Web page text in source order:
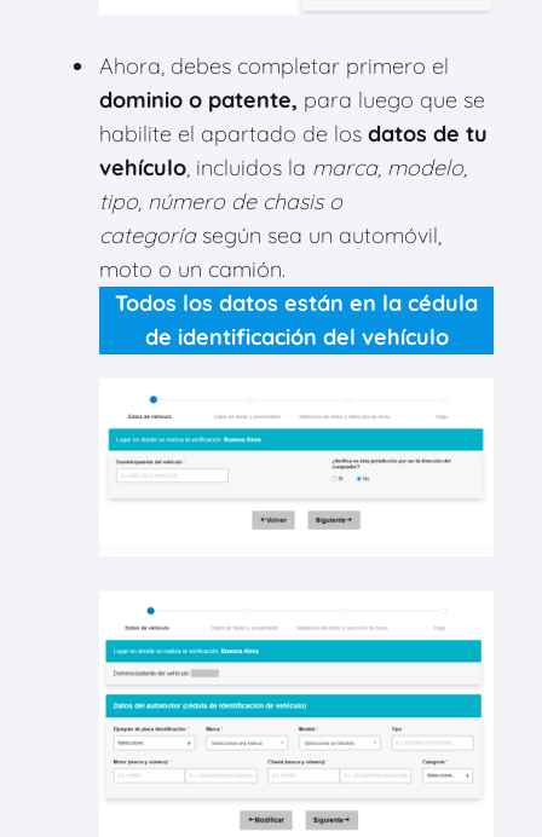
Ahora, debes completar primero el
dominio o patente, para luego que se
habilite el apartado de los datos de tu
vehículo, incluidos la marca, modelo,
tipo, número de chasis o
categoríasegún sea un automóvil,
moto o un camión.
Todos los datos están en la cédula
de identificación del vehículo